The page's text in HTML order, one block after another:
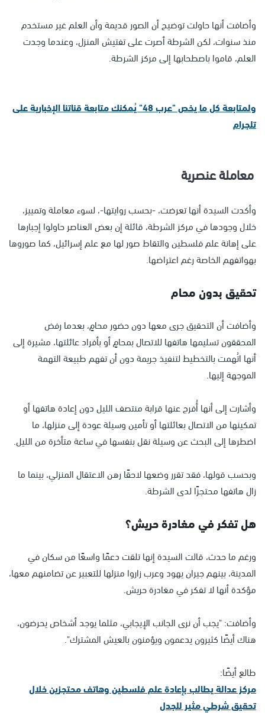
وأضافت أنها حاولت توضيح أن الصور قديمة وأن العلم غير مستخدم
منذ سنوات، لكن الشرطة أصرت على تفتيش المنزل، وعندما وجدت
العلم، قاموا باصطحابها إلى مركز الشرطة.
ولمتابعة كل ما يخص "عرب 48" يُمكنك متابعة قناتنا الإخبارية على
تلجرام
معاملة عنصرية
وأكدت السيدة أنها تعرضت، -بحسب روايتها-، لسوء معاملة وتمييز،
خلال وجودها في مركز الشرطة، قائلة إن بعض العناصر حاولوا إجبارها
على إهانة علم فلسطين والتقاط صور لها مع علم إسرائيل، كما صوروها
بهواتفهم الخاصة رغم اعتراضها.
تحقيق بدون محام
وأضافت أن التحقيق جرى معها دون حضور محامٍ، بعدما رفض
المحققون تسليمها هاتفها للاتصال بمحامٍ أو بأفراد عائلتها، مشيرة إلى
أنها اتُهمت بالتخطيط لتنفيذ جريمة دون أن تفهم طبيعة التهمة
الموجهة إليها.
وأشارت إلى أنها أُفرج عنها قرابة منتصف الليل دون إعادة هاتفها أو
تمكينها من الاتصال بعائلتها أو تأمين وسيلة عودة إلى منزلها، ما
اضطرها إلى البحث عن وسيلة نقل بنفسها في ساعة متأخرة من الليل.
وبحسب قولها، فقد تقرر وضعها لاحقًا رهن الاعتقال المنزلي، بينما ما
زال هاتفها محتجزًا لدى الشرطة.
هل تفكر في مغادرة حريش؟
ورغم ما حدث، قالت السيدة إنها تلقت دعمًا واسعًا من سكان في
المدينة، بينهم جيران يهود وعرب زاروا منزلها للتعبير عن تضامنهم معها،
مؤكدة أنها لا تفكر في مغادرة حريش.
وأضافت: "يجب أن نرى الجانب الإيجابي، مثلما يوجد أشخاص يحرضون،
هناك أيضًا كثيرون يدعمون ويؤمنون بالعيش المشترك".
طالع أيضًا:
مركز عدالة يطالب بإعادة علم فلسطين وهاتف محتجزين خلال
تحقيق شرطي مثير للجدل